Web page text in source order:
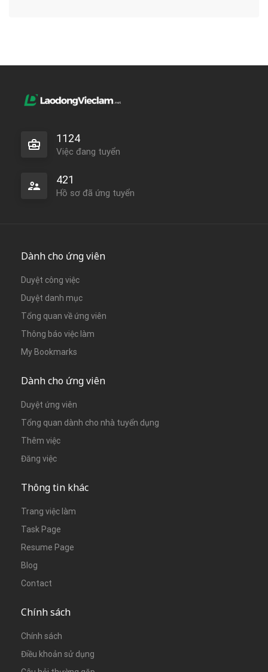
1124
Việc đang tuyển
421
Hồ sơ đã ứng tuyển
Dành cho ứng viên
Duyệt công việc
Duyệt danh mục
Tổng quan về ứng viên
Thông báo việc làm
My Bookmarks
Dành cho ứng viên
Duyệt ứng viên
Tổng quan dành cho nhà tuyển dụng
Thêm việc
Đăng việc
Thông tin khác
Trang việc làm
Task Page
Resume Page
Blog
Contact
Chính sách
Chính sách
Điều khoản sử dụng